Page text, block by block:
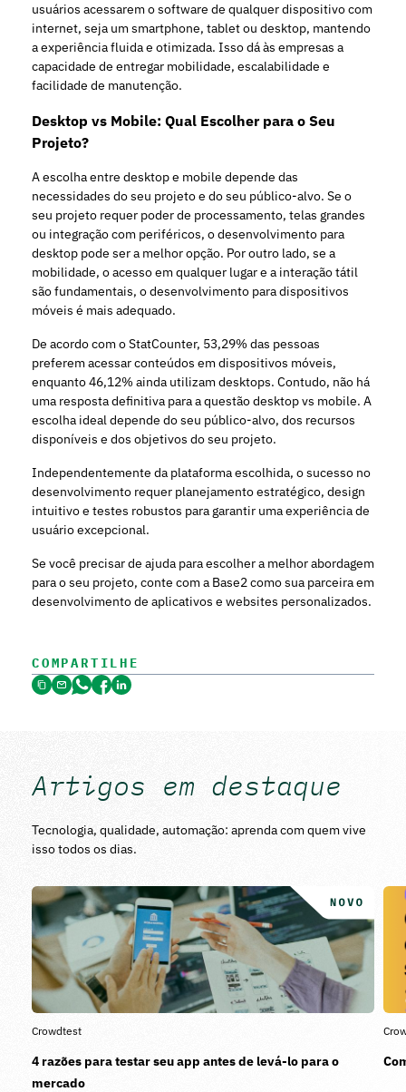
usuários acessarem o software de qualquer dispositivo com
internet, seja um smartphone, tablet ou desktop, mantendo
a experiência fluida e otimizada. Isso dá às empresas a
capacidade de entregar mobilidade, escalabilidade e
facilidade de manutenção.
Desktop vs Mobile: Qual Escolher para o Seu
Projeto?
A escolha entre desktop e mobile depende das
necessidades do seu projeto e do seu público-alvo. Se o
seu projeto requer poder de processamento, telas grandes
ou integração com periféricos, o desenvolvimento para
desktop pode ser a melhor opção. Por outro lado, se a
mobilidade, o acesso em qualquer lugar e a interação tátil
são fundamentais, o desenvolvimento para dispositivos
móveis é mais adequado.
De acordo com oStatCounter, 53,29% das pessoas
preferem acessar conteúdos em dispositivos móveis,
enquanto 46,12% ainda utilizam desktops. Contudo, não há
uma resposta definitiva para a questão desktop vs mobile. A
escolha ideal depende do seu público-alvo, dos recursos
disponíveis e dos objetivos do seu projeto.
Independentemente da plataforma escolhida, o sucesso no
desenvolvimento requer planejamento estratégico, design
intuitivoe testes robustos para garantir uma experiência de
usuário excepcional.
Se você precisar de ajuda para escolher a melhor abordagem
para o seu projeto, conte com a Base2como sua parceira em
desenvolvimento de aplicativos e websites personalizados.
COMPARTILHE
Artigos em destaque
Tecnologia, qualidade, automação: aprenda com quem vive
isso todos os dias.
Crowdtest
4 razões para testar seu app antes de levá-lo para o
mercado